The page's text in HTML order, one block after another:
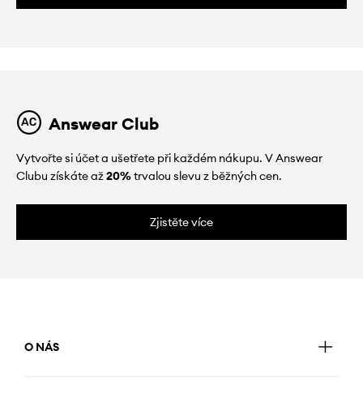
Answear Club
Vytvořte si účet a ušetřete při každém nákupu. V Answear
Clubu získáte až20%trvalou slevu z běžných cen.
Zjistěte více
O NÁS